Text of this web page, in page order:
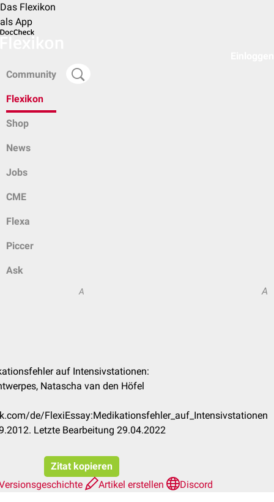
Das Flexikon
als App
Community
Flexikon
Shop
News
Jobs
CME
Flexa
Piccer
Ask
A A
auf Intensivstationen:
Natascha van den Höfel
de/FlexiEssay:Medikationsfehler_auf_Intensivstationen
Letzte Bearbeitung 29.04.2022
Zitat kopieren
Artikel erstellen Discord